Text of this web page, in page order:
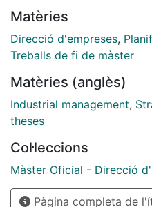
política de precios bajos o
donde el cliente pague
compromiso por el medio
maquinaria fitness de bajo
Matèries
Direcció d'empreses,
Treballs de fi de màster
Matèries (anglès)
Industrial management,
theses
Col·leccions
Màster Oficial - Direcció
Pàgina completa de